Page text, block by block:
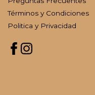
Términos y Condiciones
Politica y Privacidad